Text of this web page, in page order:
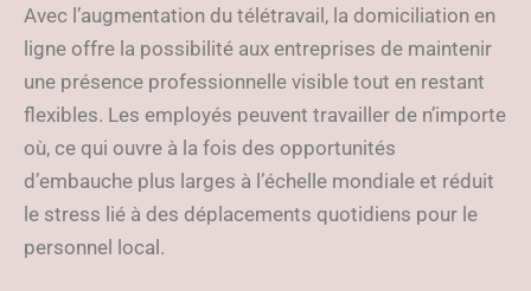
Avec l’augmentation du télétravail, la domiciliation en
ligne offre la possibilité aux entreprises de maintenir
une présence professionnelle visible tout en restant
flexibles. Les employés peuvent travailler de n’importe
où, ce qui ouvre à la fois des opportunités
d’embauche plus larges à l’échelle mondiale et réduit
le stress lié à des déplacements quotidiens pour le
personnel local.